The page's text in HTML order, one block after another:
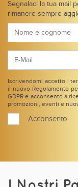
Segnalaci la tua mail
rimanere sempre
Iscrivendomi accetto i
il nuovo Regolamento
GDPR e acconsento a
promozioni, eventi e
Acconsento